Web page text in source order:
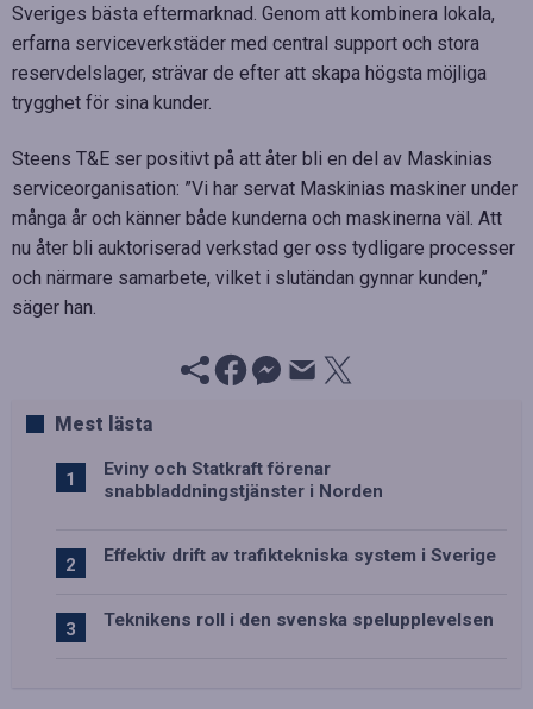
Sveriges bästa eftermarknad. Genom att kombinera lokala,
erfarna serviceverkstäder med central support och stora
reservdelslager, strävar de efter att skapa högsta möjliga
trygghet för sina kunder.
Steens T&E ser positivt på att åter bli en del av Maskinias
serviceorganisation: ”Vi har servat Maskinias maskiner under
många år och känner både kunderna och maskinerna väl. Att
nu åter bli auktoriserad verkstad ger oss tydligare processer
och närmare samarbete, vilket i slutändan gynnar kunden,”
säger han.
Mest lästa
Eviny och Statkraft förenar
snabbladdningstjänster i Norden
Effektiv drift av trafiktekniska system i Sverige
Teknikens roll i den svenska spelupplevelsen